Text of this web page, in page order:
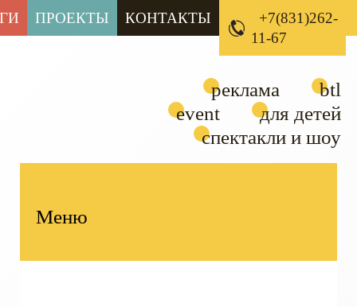
ПРОЕКТЫ КОНТАКТЫ
+7(831)262-
11-67
реклама
btl
event
для детей
спектакли и шоу
Меню